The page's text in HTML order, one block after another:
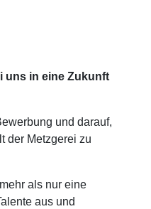
uns in eine Zukunft
und darauf,
der Metzgerei zu
als nur eine
aus und